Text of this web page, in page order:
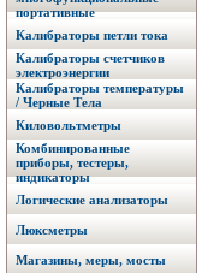
портативные
Калибраторы петли тока
Калибраторы счетчиков
электроэнергии
Калибраторы температуры
/ Черные Тела
Киловольтметры
Комбинированные
приборы, тестеры,
индикаторы
Логические анализаторы
Люксметры
Магазины, меры, мосты